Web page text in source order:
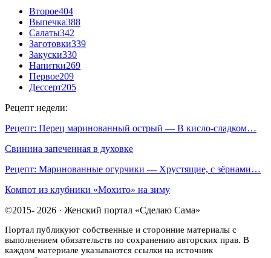
Второе404
Выпечка388
Салаты342
Заготовки339
Закуски330
Напитки269
Первое209
Дессерт205
Рецепт недели:
Рецепт: Перец маринованный острый — В кисло-сладком…
Свинина запеченная в духовке
Рецепт: Маринованные огурчики — Хрустящие, с зёрнами…
Компот из клубники «Мохито» на зиму
©2015- 2026 · Женский портал «Сделаю Сама»
Портал публикуют собственные и сторонние материалы с
выполнением обязательств по сохранению авторских прав. В
каждом материале указываются ссылки на источник